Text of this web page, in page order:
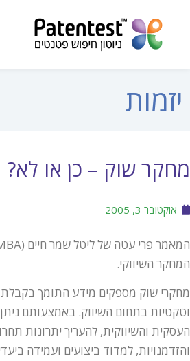
יזמות
מחקר שוק – כן או לא?
אוקטובר 3, 2005
המחקר השיווקי.
מחקרי שוק מספקים מידע התומך
וטקטיות בתחום השיווק. באמצעותם
העסקית והשיווקית, להעריך יתרונות
והזדמנויות, למדוד ביצועים ועמידה